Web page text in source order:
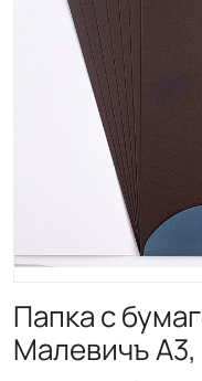
Папка с
Малевичъ А3,